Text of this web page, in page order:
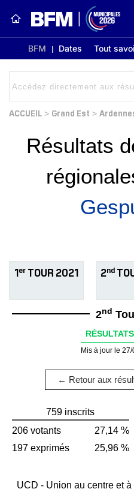
BFM Dates Tout
ACCUEIL > Grand Est >
Résultats
1er TOUR 2021 2nd
2nd
Mis à jour le
← Retour aux
759 inscrits
206 votants
27,14 %
197 exprimés
25,96 %